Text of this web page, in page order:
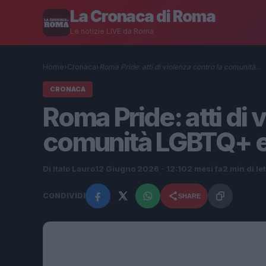
La Cronaca di Roma
Le notizie LIVE da Roma
Home› Cronaca› Roma Pride: atti di violenza contro la comunità…
CRONACA
Roma Pride: atti di
comunità LGBTQ+
Di Italo Lauro 12 Giugno 2026 - 12:10 2 mesi fa2 min di
CONDIVIDI SHARE